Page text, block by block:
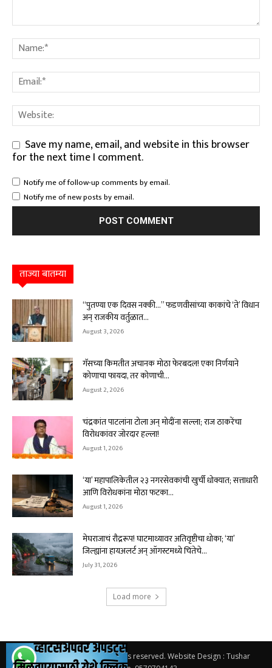
Save my name, email, and website in this browser
for the next time I comment.
Notify me of follow-up comments by email.
Notify me of new posts by email.
ताज्या बातम्या
“पुतण्या एक दिवस नक्की…” फडणवीसांच्या काकांचे ‘ते’ विधान
अन् राजकीय वर्तुळात...
August 3, 2026
गॅसच्या किमतीत अचानक मोठा फेरबदल! एका निर्णयाने
कोणाचा फायदा, तर कोणाची...
August 2, 2026
चंद्रकांत पाटलांना टोला अन् मोदींना सल्ला; राज ठाकरेंचा
विरोधकांवर जोरदार हल्ला!
August 1, 2026
‘या’ महापालिकेतील २३ नगरसेवकांची खुर्ची धोक्यात; सत्ताधारी
आणि विरोधकांना मोठा फटका...
August 1, 2026
मेघराजाचं रौद्ररूप! घाटमाथ्यावर अतिवृष्टीचा धोका; ‘या’
जिल्ह्यांना हायअलर्ट अन् ऑगस्टमध्ये चिंतेचे...
July 31, 2026
Load more
© 2026.Solapur Varta . All rights reserved. Website Design : Tushar